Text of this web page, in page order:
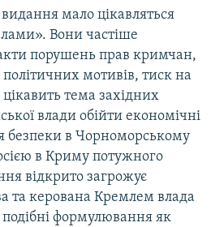
мало цікавляться
Вони частіше
порушень прав кримчан,
мотивів, тиск на
тема західних
влади обійти економічні
в Чорноморському
в Криму потужного
відкрито загрожує
та керована Кремлем влада
подібні формулювання як